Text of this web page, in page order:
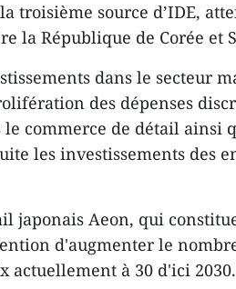
troisième source d’IDE,
la République de Corée et
dans le secteur
des dépenses
commerce de détail ainsi
les investissements des
japonais Aeon, qui
d'augmenter le
actuellement à 30 d'ici 2030.